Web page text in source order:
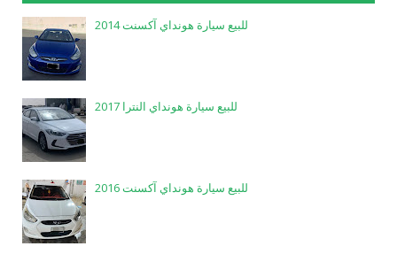
للبيع سيارة هونداي آكسنت 2014
للبيع سيارة هونداي النترا 2017
للبيع سيارة هونداي آكسنت 2016